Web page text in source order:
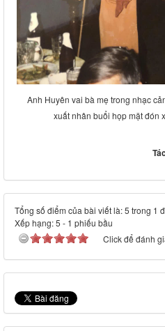
Anh Huyên vai bà mẹ trong nhạc
xuất nhân buổi họp mặt đón
Tổng số điểm của bài viết là: 5 trong 1
Xếp hạng:5 - 1 phiếu bầu
Click để đánh